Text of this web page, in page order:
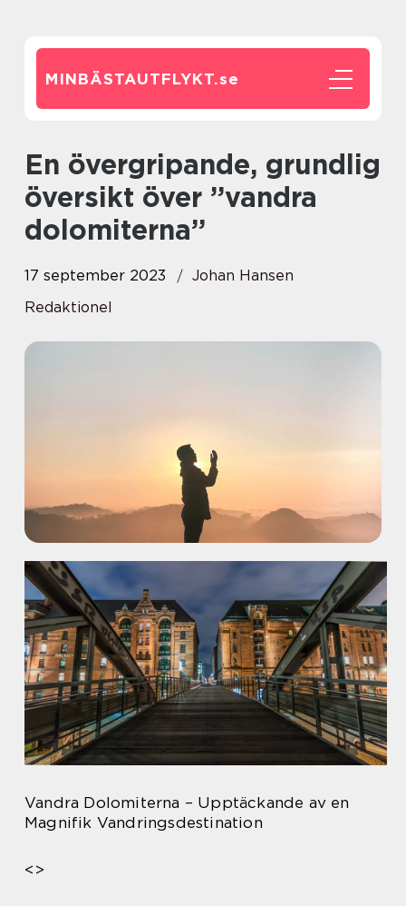
MINBÄSTAUTFLYKT.se
En övergripande, grundlig
översikt över ”vandra
dolomiterna”
17 september 2023
Johan Hansen
Redaktionel
Vandra Dolomiterna – Upptäckande av en
Magnifik Vandringsdestination
<>